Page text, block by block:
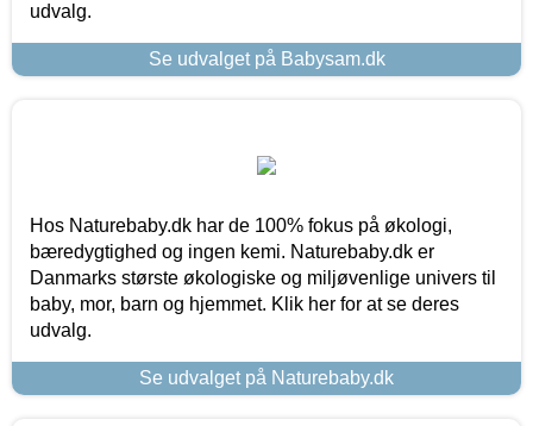
udvalg.
Se udvalget på Babysam.dk
Hos Naturebaby.dk har de 100% fokus på økologi,
bæredygtighed og ingen kemi. Naturebaby.dk er
Danmarks største økologiske og miljøvenlige univers til
baby, mor, barn og hjemmet. Klik her for at se deres
udvalg.
Se udvalget på Naturebaby.dk